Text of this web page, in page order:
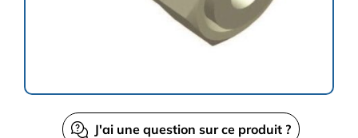
J'ai une question sur ce produit ?